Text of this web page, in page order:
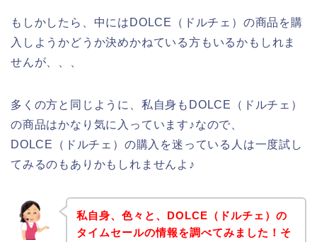
もしかしたら、中にはDOLCE（ドルチェ）の商品を購
入しようかどうか決めかねている方もいるかもしれま
せんが、、、
多くの方と同じように、私自身もDOLCE（ドルチェ）
の商品はかなり気に入っています♪なので、
DOLCE（ドルチェ）の購入を迷っている人は一度試し
てみるのもありかもしれませんよ♪
私自身、色々と、DOLCE（ドルチェ）の
タイムセールの情報を調べてみました！そ